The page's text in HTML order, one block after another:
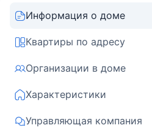
Информация о доме
Квартиры по адресу
Организации в доме
Характеристики
Управляющая компания